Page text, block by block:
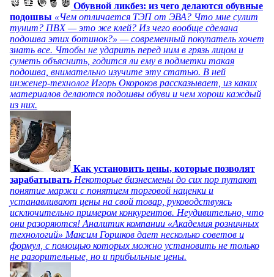
Обувной ликбез: из чего делаются обувные
подошвы «Чем отличается ТЭП от ЭВА? Что мне сулит
тунит? ПВХ — это же клей? Из чего вообще сделана
подошва этих ботинок?» — современный покупатель хочет
знать все. Чтобы не ударить перед ним в грязь лицом и
суметь объяснить, годится ли ему в подметки такая
подошва, внимательно изучите эту статью. В ней
инженер-технолог Игорь Окороков рассказывает, из каких
материалов делаются подошвы обуви и чем хорош каждый
из них.
Как установить цены, которые позволят
зарабатывать Некоторые бизнесмены до сих пор путают
понятие маржи с понятием торговой наценки и
устанавливают цены на свой товар, руководствуясь
исключительно примером конкурентов. Неудивительно, что
они разоряются! Аналитик компании «Академия розничных
технологий» Максим Горшков дает несколько советов и
формул, с помощью которых можно установить не только
не разорительные, но и прибыльные цены.